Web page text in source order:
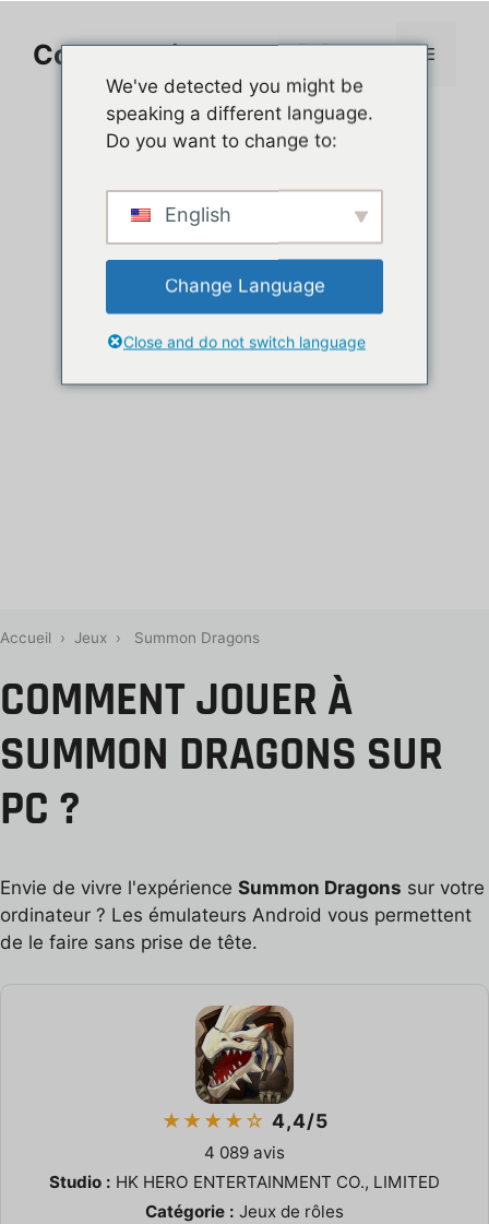
contenuComment jouer sur PC Menu
Accueil › Jeux › Summon Dragons
COMMENT JOUER À
SUMMON DRAGONS SUR
PC ?
Envie de vivre l'expérience Summon Dragons sur votre
ordinateur ? Les émulateurs Android vous permettent
de le faire sans prise de tête.
★★★★☆ 4,4/5
4 089 avis
Studio : HK HERO ENTERTAINMENT CO., LIMITED
Catégorie : Jeux de rôles
We've detected you might be
speaking a different language.
Do you want to change to:
English
Change Language
Close and do not switch language